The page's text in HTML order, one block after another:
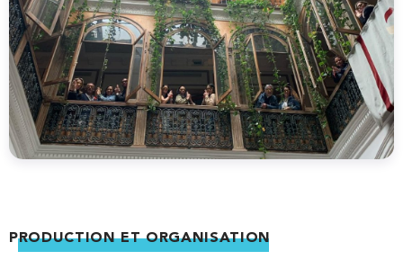
PRODUCTION ET ORGANISATION